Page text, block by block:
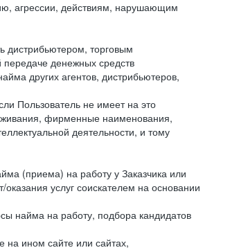
агрессии, действиям, нарушающим
торговым
денежных средств
других агентов, дистрибьютеров,
Пользователь не имеет на это
фирменные наименования,
деятельности, и тому
(приема) на работу у Заказчика или
услуг соискателем на основании
найма на работу, подбора кандидатов
ином сайте или сайтах,